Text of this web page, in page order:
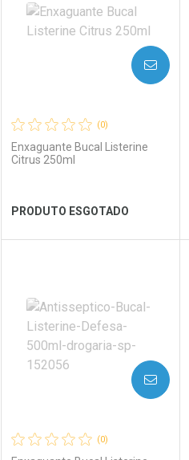
Ver Desconto Convênio
(0)
Enxaguante Bucal Listerine
Citrus 250ml
PRODUTO ESGOTADO
AVISE-ME
Laboratório
Por Menos
(0)
AVISE-ME